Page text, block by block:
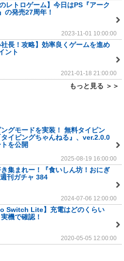
レトロゲーム】今日はPS『アーク
の発売27周年！
2023-11-01 10:00:00
社長！攻略】効率良くゲームを進め
ント
2021-01-18 21:00:00
もっと見る ＞＞
グモードを実装！ 無料タイピン
イピングちゃんねる』、ver.2.0.0
を公開
2025-08-19 16:00:00
集まれー！『食いしん坊！おにぎ
刊ガチャ 384
2024-07-06 12:00:00
Switch Lite】充電はどのくらい
機で確認！
2020-05-05 12:00:00